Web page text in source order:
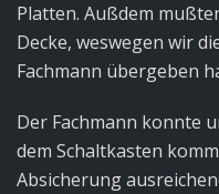
Platten. Außdem
Decke, weswegen wir
Fachmann übergeben
Der Fachmann konnte
dem Schaltkasten
Absicherung